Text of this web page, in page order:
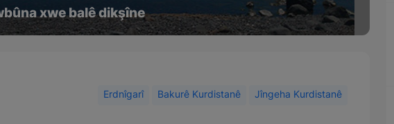
xwe balê dikşîne
Erdnîgarî Bakurê Kurdistanê Jîngeha Kurdistanê